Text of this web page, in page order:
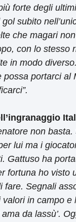
forte degli
subito
che magari
con lo stesso
in modo
portarci
non
lui ma i
Gattuso ha
fortuna ho visto
Segnali
in campo
da lassù’.